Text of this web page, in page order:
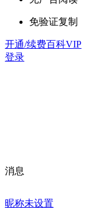
免验证复制
开通/续费百科VIP
登录
消息
昵称未设置